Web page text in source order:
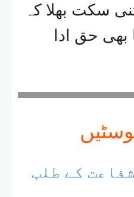
سکت بھلا کہ
بھی حق ادا
کے طلب